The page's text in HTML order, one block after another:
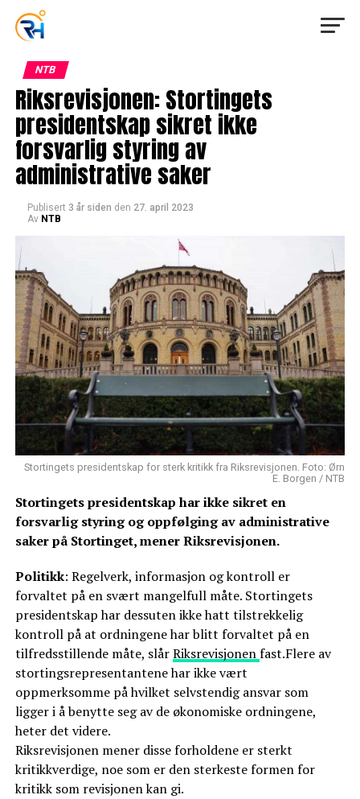
NTB
Riksrevisjonen: Stortingets
presidentskap sikret ikke
forsvarlig styring av
administrative saker
Publisert 3 år siden den 27. april 2023
Av NTB
Stortingets presidentskap for sterk kritikk fra Riksrevisjonen. Foto: Ørn
E. Borgen / NTB
Stortingets presidentskap har ikke sikret en
forsvarlig styring og oppfølging av administrative
saker på Stortinget, mener Riksrevisjonen.
Politikk: Regelverk, informasjon og kontroll er
forvaltet på en svært mangelfull måte. Stortingets
presidentskap har dessuten ikke hatt tilstrekkelig
kontroll på at ordningene har blitt forvaltet på en
tilfredsstillende måte, slårRiksrevisjonenfast.Flere av
stortingsrepresentantene har ikke vært
oppmerksomme på hvilket selvstendig ansvar som
ligger i å benytte seg av de økonomiske ordningene,
heter det videre.
Riksrevisjonen mener disse forholdene er sterkt
kritikkverdige, noe som er den sterkeste formen for
kritikk som revisjonen kan gi.